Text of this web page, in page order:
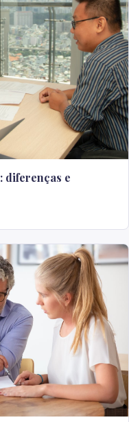
diferenças e